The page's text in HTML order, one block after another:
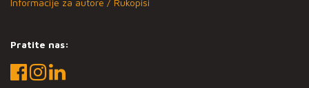
Pratite nas: